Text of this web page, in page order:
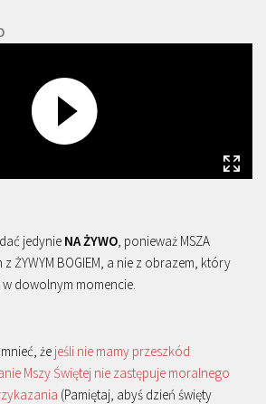
jedynie NA ŻYWO , ponieważ MSZA
z ŻYWYM BOGIEM, a nie z obrazem, który
dowolnym momencie.
że jeśli nie mamy przeszkód
Mszy Świętej nie zastępuje moralnego
(Pamiętaj, abyś dzień święty